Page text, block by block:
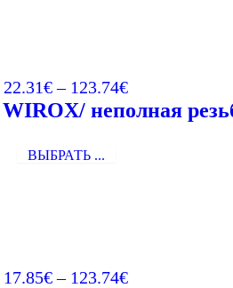
22.31€– 123.74€
неполная
ВЫБРАТЬ ...
17.85€– 123.74€